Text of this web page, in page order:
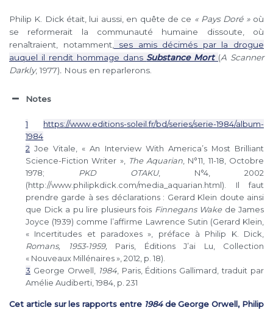
Philip K. Dick était, lui aussi, en quête de ce « Pays Doré » où
se reformerait la communauté humaine dissoute, où
renaîtraient, notamment,
ses amis décimés par la drogue
auquel il rendit hommage dans Substance Mort (A Scanner
Darkly, 1977). Nous en reparlerons.
Notes
1
https://www.editions-soleil.fr/bd/series/serie-1984/album-
1984
2 Joe Vitale, « An Interview With America’s Most Brilliant
Science-Fiction Writer », The Aquarian, N°11, 11-18, Octobre
1978; PKD OTAKU, N°4, 2002
(http://www.philipkdick.com/media_aquarian.html). Il faut
prendre garde à ses déclarations : Gerard Klein doute ainsi
que Dick a pu lire plusieurs fois Finnegans Wake de James
Joyce (1939) comme l’affirme Lawrence Sutin (Gerard Klein,
« Incertitudes et paradoxes », préface à Philip K. Dick,
Romans, 1953-1959, Paris, Éditions J’ai Lu, Collection
« Nouveaux Millénaires », 2012, p. 18).
3 George Orwell, 1984, Paris, Éditions Gallimard, traduit par
Amélie Audiberti, 1984, p. 231
Cet article sur les rapports entre 1984de George Orwell, Philip